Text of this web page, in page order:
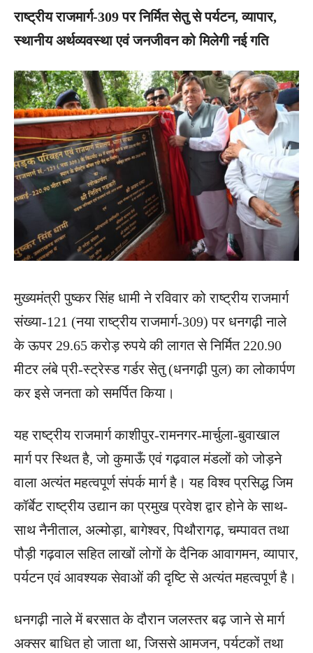
राष्ट्रीय राजमार्ग-309 पर निर्मित सेतु से पर्यटन, व्यापार,
स्थानीय अर्थव्यवस्था एवं जनजीवन को मिलेगी नई गति
मुख्यमंत्री पुष्कर सिंह धामी ने रविवार को राष्ट्रीय राजमार्ग
संख्या-121 (नया राष्ट्रीय राजमार्ग-309) पर धनगढ़ी नाले
के ऊपर 29.65 करोड़ रुपये की लागत से निर्मित 220.90
मीटर लंबे प्री-स्ट्रेस्ड गर्डर सेतु (धनगढ़ी पुल) का लोकार्पण
कर इसे जनता को समर्पित किया।
यह राष्ट्रीय राजमार्ग काशीपुर-रामनगर-मार्चुला-बुवाखाल
मार्ग पर स्थित है, जो कुमाऊँ एवं गढ़वाल मंडलों को जोड़ने
वाला अत्यंत महत्वपूर्ण संपर्क मार्ग है। यह विश्व प्रसिद्ध जिम
कॉर्बेट राष्ट्रीय उद्यान का प्रमुख प्रवेश द्वार होने के साथ-
साथ नैनीताल, अल्मोड़ा, बागेश्वर, पिथौरागढ़, चम्पावत तथा
पौड़ी गढ़वाल सहित लाखों लोगों के दैनिक आवागमन, व्यापार,
पर्यटन एवं आवश्यक सेवाओं की दृष्टि से अत्यंत महत्वपूर्ण है।
धनगढ़ी नाले में बरसात के दौरान जलस्तर बढ़ जाने से मार्ग
अक्सर बाधित हो जाता था, जिससे आमजन, पर्यटकों तथा